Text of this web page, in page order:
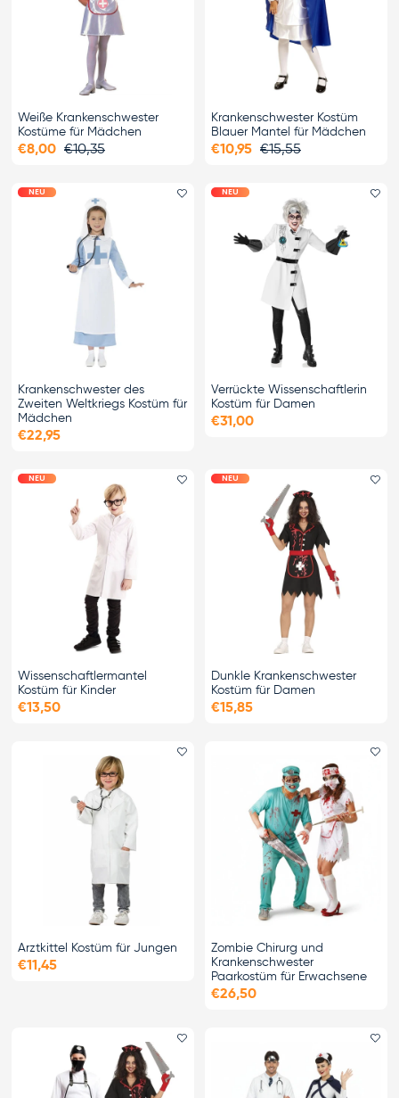
Weiße Krankenschwester
Kostüme für Mädchen
€8,00 €10,35
Krankenschwester Kostüm
Blauer Mantel für Mädchen
€10,95 €15,55
NEU Favorit hinzufügen
Krankenschwester des
Zweiten Weltkriegs Kostüm für
Mädchen
€22,95
NEU
Verrückte Wissenschaftlerin
Kostüm für Damen
€31,00
NEU Favorit hinzufügen
Wissenschaftlermantel
Kostüm für Kinder
€13,50
NEU
Dunkle Krankenschwester
Kostüm für Damen
€15,85
Arztkittel Kostüm für Jungen
€11,45
Zombie Chirurg und
Krankenschwester
Paarkostüm für Erwachsene
€26,50